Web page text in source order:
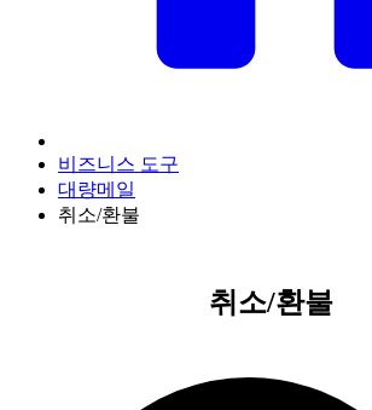
비즈니스 도구
대량메일
취소/환불
취소/환불